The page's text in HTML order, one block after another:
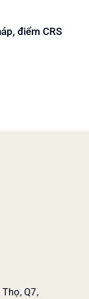
điểm CRS
Q7,